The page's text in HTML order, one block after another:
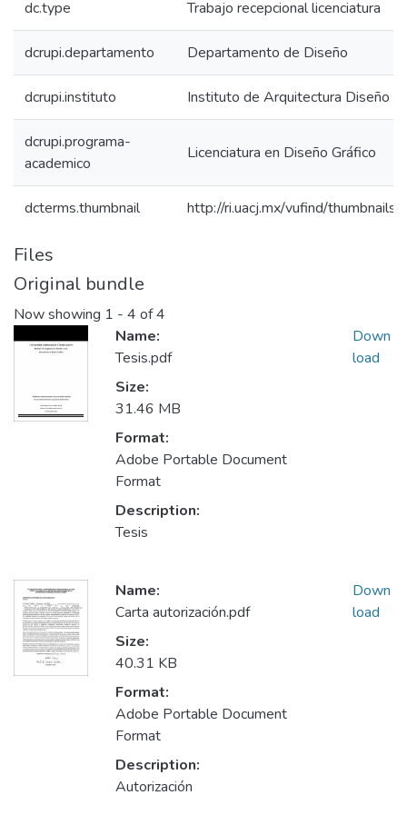
dc.type Trabajo recepcional licenciatura
dcrupi.departamento Departamento de Diseño
dcrupi.instituto Instituto de Arquitectura Diseño y
dcrupi.programa-
academico
Licenciatura en Diseño Gráfico
dcterms.thumbnail http://ri.uacj.mx/vufind/thumbnails/
Files
Original bundle
Now showing 1 - 4 of 4
Name:
Tesis.pdf
Size:
31.46 MB
Format:
Adobe Portable Document
Format
Description:
Tesis
Down
load
Name:
Carta autorización.pdf
Size:
40.31 KB
Format:
Adobe Portable Document
Format
Description:
Autorización
Down
load